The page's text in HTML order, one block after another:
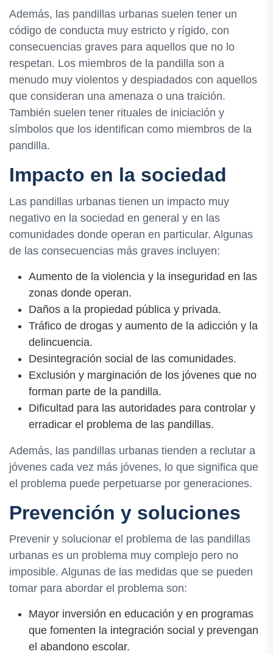
Además, las pandillas urbanas suelen tener un
código de conducta muy estricto y rígido, con
consecuencias graves para aquellos que no lo
respetan. Los miembros de la pandilla son a
menudo muy violentos y despiadados con aquellos
que consideran una amenaza o una traición.
También suelen tener rituales de iniciación y
símbolos que los identifican como miembros de la
pandilla.
Impacto en la sociedad
Las pandillas urbanas tienen un impacto muy
negativo en la sociedad en general y en las
comunidades donde operan en particular. Algunas
de las consecuencias más graves incluyen:
Aumento de la violencia y la inseguridad en las
zonas donde operan.
Daños a la propiedad pública y privada.
Tráfico de drogas y aumento de la adicción y la
delincuencia.
Desintegración social de las comunidades.
Exclusión y marginación de los jóvenes que no
forman parte de la pandilla.
Dificultad para las autoridades para controlar y
erradicar el problema de las pandillas.
Además, las pandillas urbanas tienden a reclutar a
jóvenes cada vez más jóvenes, lo que significa que
el problema puede perpetuarse por generaciones.
Prevención y soluciones
Prevenir y solucionar el problema de las pandillas
urbanas es un problema muy complejo pero no
imposible. Algunas de las medidas que se pueden
tomar para abordar el problema son:
Mayor inversión en educación y en programas
que fomenten la integración social y prevengan
el abandono escolar.